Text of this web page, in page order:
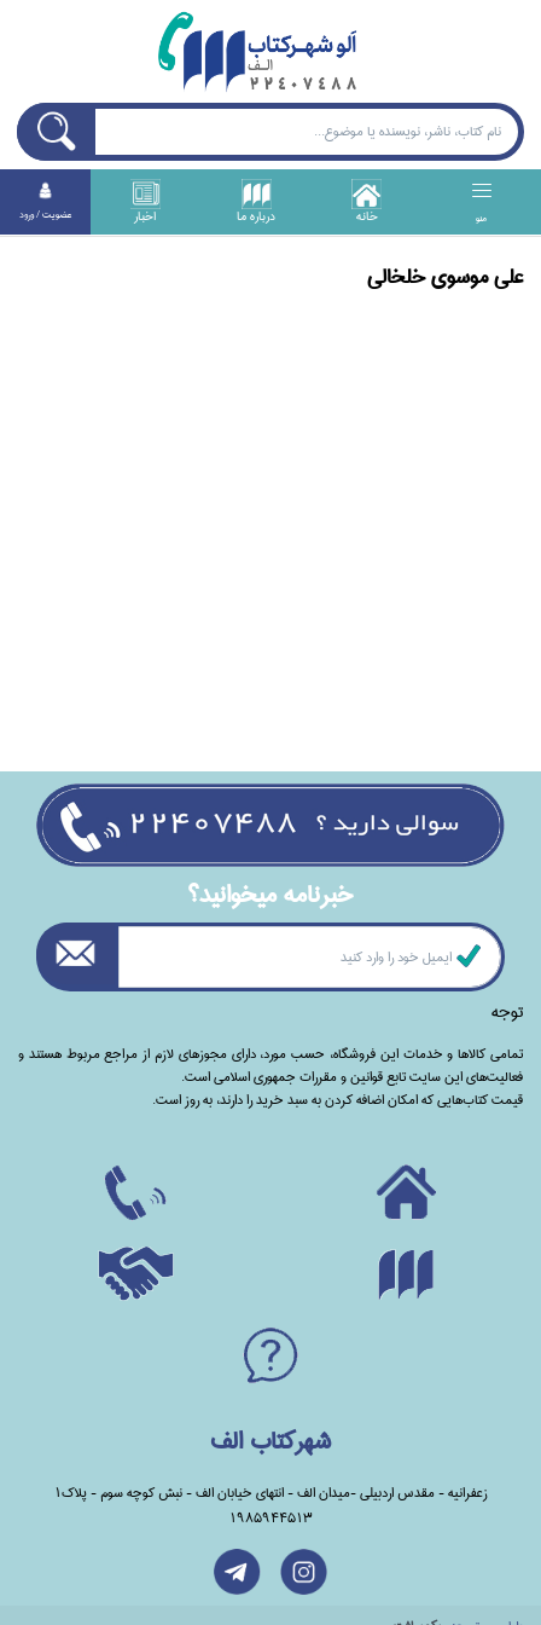
منو خانه درباره ما اخبار عضويت / ورود
علي موسوي خلخالي
خبرنامه ميخوانيد؟
توجه
تمامی‌ کالاها و خدمات این فروشگاه، حسب مورد،‌ دارای مجوزهای لازم از مراجع مربوط هستند ‌و‌‌
فعالیت‌های این سایت تابع قوانین و مقررات جمهوری اسلامی است.
قیمت کتاب‌هایی که امکان اضافه کردن به سبد خرید را دارند،‌ به روز است.
شهرکتاب الف
زعفرانیه - مقدس اردبیلی -میدان الف - انتهای خیابان الف - نبش کوچه سوم - پلاک1
1985944513